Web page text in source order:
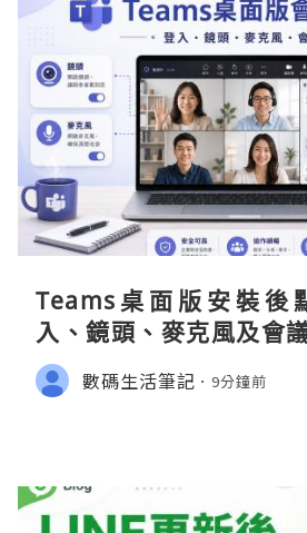
Teams桌面版安裝後
入、鏡頭、麥克風及會
數碼生活筆記 9分鐘前